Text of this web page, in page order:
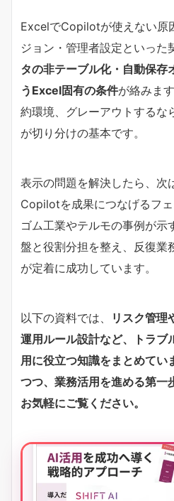
ExcelでCopilotが使えない原
ジョン・管理者設定といった
タの非テーブル化・自動保存
うExcel固有の条件​が絡みま
約環境、グレーアウトするな
が切り分けの基本です。
表示の問題を解決したら、次
Copilotを成果につなげるフ
ゴム工業やテルモの事例が示
盤と役割分担を整え、反復業
が定着に成功しています。
以下の資料では、
リスク管理
運用ルール設計など、トラ
用に役立つ知識をまとめてい
つつ、業務活用を進める第一
お気軽にご覧ください。